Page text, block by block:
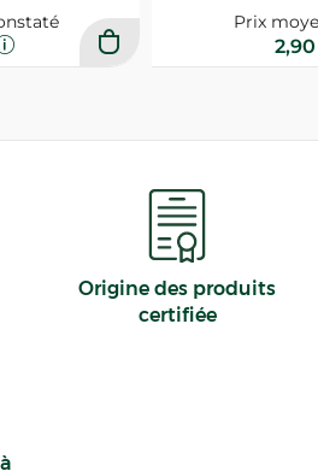
Prix
Origine des produits
certifiée